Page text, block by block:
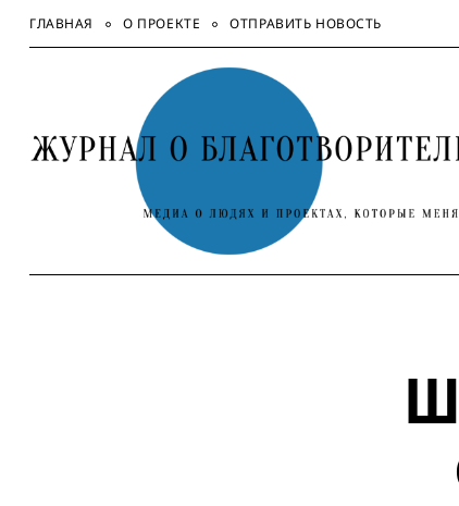
SkipГЛАВНАЯ О ПРОЕКТЕ ОТПРАВИТЬ НОВОСТЬ